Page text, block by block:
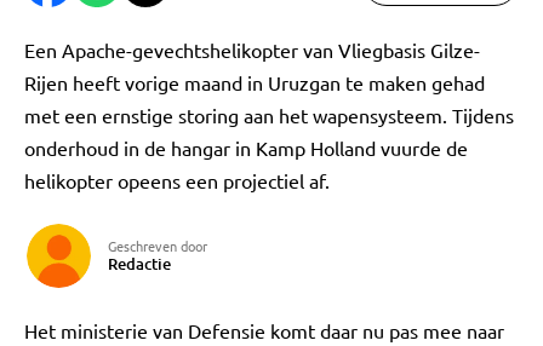
Een Apache-gevechtshelikopter van Vliegbasis Gilze-
Rijen heeft vorige maand in Uruzgan te maken gehad
met een ernstige storing aan het wapensysteem. Tijdens
onderhoud in de hangar in Kamp Holland vuurde de
helikopter opeens een projectiel af.
Geschreven door
Redactie
Het ministerie van Defensie komt daar nu pas mee naar